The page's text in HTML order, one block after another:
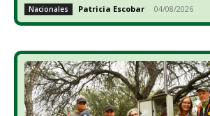
Nacionales Patricia Escobar - 04/08/2026